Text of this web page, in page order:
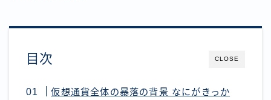
CLOSE
目次
仮想通貨全体の暴落の背景 なにがきっか